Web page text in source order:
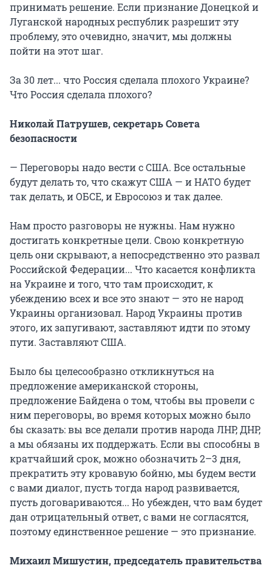
принимать решение. Если признание Донецкой и
Луганской народных республик разрешит эту
проблему, это очевидно, значит, мы должны
пойти на этот шаг.
За 30 лет... что Россия сделала плохого Украине?
Что Россия сделала плохого?
Николай Патрушев, секретарь Совета
безопасности
— Переговоры надо вести с США. Все остальные
будут делать то, что скажут США — и НАТО будет
так делать, и ОБСЕ, и Евросоюз и так далее.
Нам просто разговоры не нужны. Нам нужно
достигать конкретные цели. Свою конкретную
цель они скрывают, а непосредственно это развал
Российской Федерации... Что касается конфликта
на Украине и того, что там происходит, к
убеждению всех и все это знают — это не народ
Украины организовал. Народ Украины против
этого, их запугивают, заставляют идти по этому
пути. Заставляют США.
Было бы целесообразно откликнуться на
предложение американской стороны,
предложение Байдена о том, чтобы вы провели с
ним переговоры, во время которых можно было
бы сказать: вы все делали против народа ЛНР, ДНР,
а мы обязаны их поддержать. Если вы способны в
кратчайший срок, можно обозначить 2–3 дня,
прекратить эту кровавую бойню, мы будем вести
с вами диалог, пусть тогда народ развивается,
пусть договариваются... Но убежден, что вам будет
дан отрицательный ответ, с вами не согласятся,
поэтому единственное решение — это признание.
Михаил Мишустин, председатель правительства